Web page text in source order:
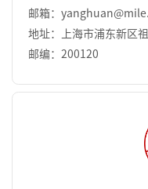
邮箱：
地址：上海市浦东新区
邮编：200120